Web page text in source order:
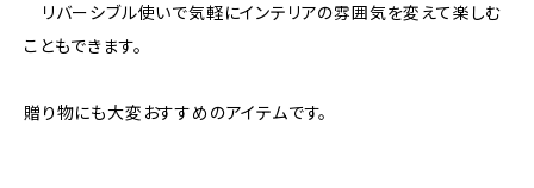
リバーシブル使いで気軽にインテリアの雰囲気を変えて楽しむ
こともできます。
贈り物にも大変おすすめのアイテムです。